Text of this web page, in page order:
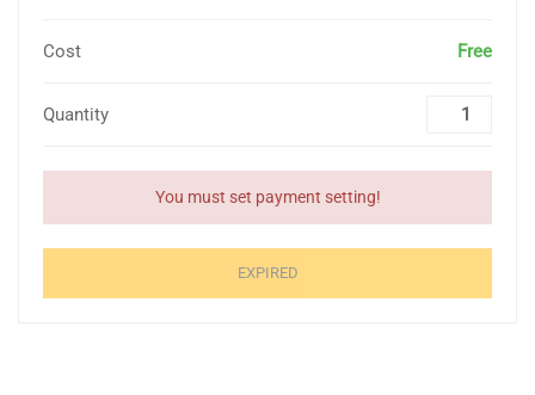
Cost Free
Quantity
You must set payment setting!
EXPIRED